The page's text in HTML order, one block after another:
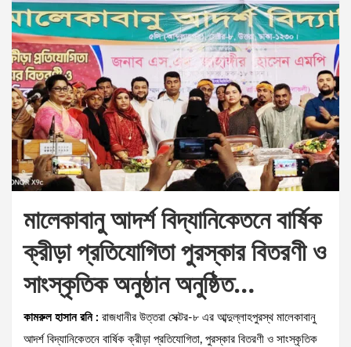
মালেকাবানু আদর্শ বিদ্যানিকেতনে বার্ষিক
ক্রীড়া প্রতিযোগিতা পুরস্কার বিতরণী ও
সাংস্কৃতিক অনুষ্ঠান অনুষ্ঠিত…
কামরুল হাসান রনি : রাজধানীর উত্তরা সেক্টর-৮ এর আব্দুল্লাহপুরস্থ মালেকাবানু
আদর্শ বিদ্যানিকেতনে বার্ষিক ক্রীড়া প্রতিযোগিতা, পুরস্কার বিতরণী ও সাংস্কৃতিক